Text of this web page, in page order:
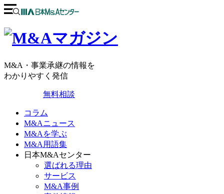
M&A・事業承継の情報を
わかりやすく発信
無料相談
コラム
M&Aニュース
M&Aを学ぶ
M&A用語集
日本M&Aセンター
選ばれる理由
サービス
M&A事例